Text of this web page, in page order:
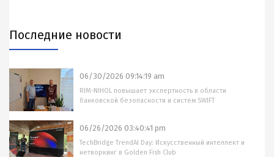
Последние новости
06/30/2026 09:14:19 am
RIM-NIHOL повышает экспертность в области
банковской безопасности и систем SWIFT
06/26/2026 03:40:41 pm
TechBridge TrendAI Day: Искусственный интеллект и
нетворкинг в Golden Fish Club